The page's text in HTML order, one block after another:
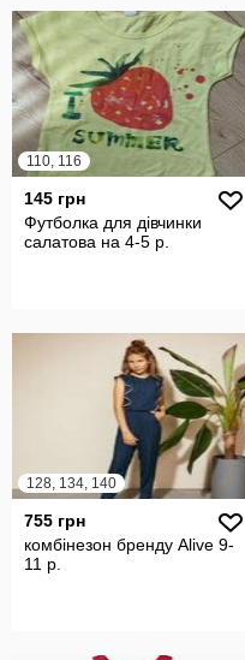
110, 116
145 грн
Футболка для дівчинки
салатова на 4-5 р.
128, 134, 140
755 грн
комбінезон бренду Alive 9-
11 р.